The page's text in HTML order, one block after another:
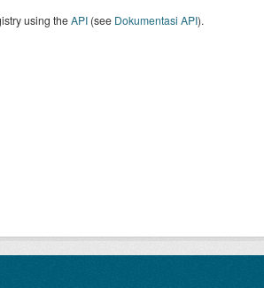
using theAPI(see Dokumentasi API).